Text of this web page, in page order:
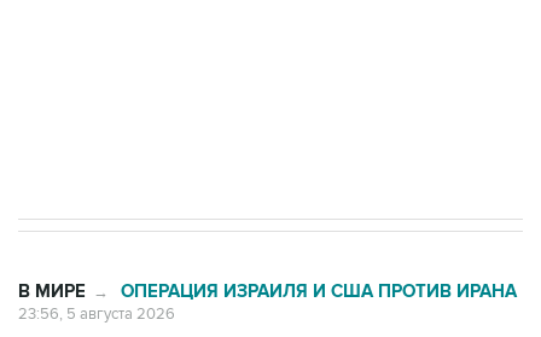
В МИРЕ → ОПЕРАЦИЯ ИЗРАИЛЯ И США ПРОТИВ ИРАНА
23:56, 5 августа 2026